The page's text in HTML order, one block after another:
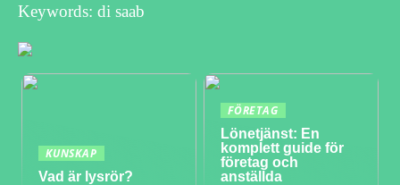
Keywords: di saab
KUNSKAP
Vad är lysrör?
FÖRETAG
Lönetjänst: En
komplett guide för
företag och
anställda